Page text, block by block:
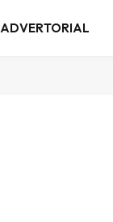
ADVERTORIAL